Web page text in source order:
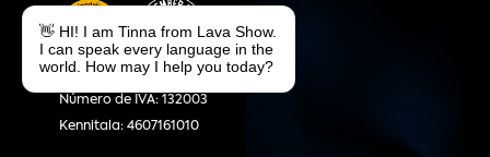
Espectáculo de Lava
Número de IVA: 132003
Kennitala: 4607161010
👋 HI! I am Tinna from Lava Show.
I can speak every language in the
world. How may I help you today?